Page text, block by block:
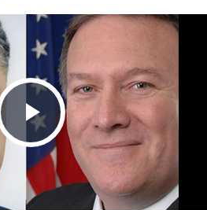
Play Video